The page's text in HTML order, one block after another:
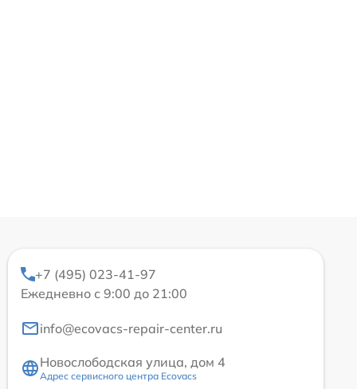
+7 (495) 023-41-97
Ежедневно с 9:00 до 21:00
info@ecovacs-repair-center.ru
Новослободская улица, дом 4
Адрес сервисного центра Ecovacs